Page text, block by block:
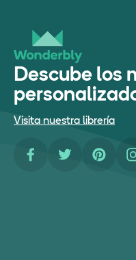
Descube los
Visita nuestra librería